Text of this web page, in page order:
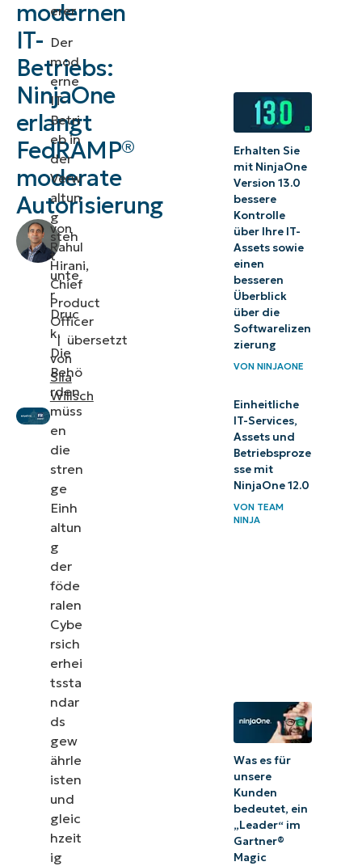
modernen
IT-
Betriebs:
NinjaOne
erlangt
FedRAMP®
moderate
Autorisierung
von
Rahul
Hirani,
Chief
Product
Officer
| übersetzt
von
Sila
Willsch
Regierungs-
IT wichtig
ist
Der Wert
von
FedRAMP
für den
öffentlichen
Sektor
Vereinfachung
der
Compliance
ohne
Komplexität
Blick in
die
erer
Der
mod
erne
IT-
Betri
eb in
der
Verw
altun
g
steh
t
unte
r
Druc
k.
Die
Behö
rden
müss
en
die
stren
ge
Einh
altun
g
der
föde
ralen
Cybe
rsich
erhei
tssta
ndar
ds
gew
ährle
isten
und
gleic
hzeit
ig
Erhalten Sie
mit NinjaOne
Version 13.0
bessere
Kontrolle
über Ihre IT-
Assets sowie
einen
besseren
Überblick
über die
Softwarelizen
zierung
VON NINJAONE
Einheitliche
IT-Services,
Assets und
Betriebsproze
sse mit
NinjaOne 12.0
VON TEAM
NINJA
Was es für
unsere
Kunden
bedeutet, ein
„Leader“ im
Gartner®
Magic